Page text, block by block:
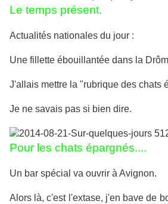
Le temps présent.
Actualités nationales du jour :
Une fillette ébouillantée dans la
J'allais mettre la "rubrique des chats
Je ne savais pas si bien dire.
Pour les chats épargnés....
Un bar spécial va ouvrir à Avignon.
Alors là, c'est l'extase, j'en bave de